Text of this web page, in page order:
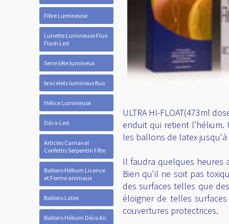
Fibre Lumineuse
Lunette Lumineuse Fluo
Flash Led
Serre tête lumineux
bracelets lumineux fluo
Hélice Lumineuse
Déco-Led
Articles Carnaval
Confettis Serpentin Fête
Ballons Hélium Licence
et Forme animaux
Ballons Latex
Ballons Hélium Déco Air
ULTRA HI-FLOAT(473ml
enduit qui retient
les ballons de latex
Il faudra quelques heures
Bien qu'il ne soit pas
des surfaces telles que
éloigner de telles
couvertures protectrices.